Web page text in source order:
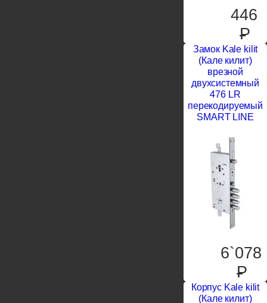
446
P
Замок Kale kilit
(Кале килит)
врезной
двухсистемный
476 LR
перекодируемый
SMART LINE
6`078
P
Корпус Kale kilit
(Кале килит)